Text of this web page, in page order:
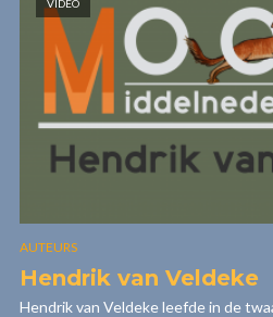
VIDEO
AUTEURS
Hendrik van Veldeke
Hendrik van Veldeke leefde in de